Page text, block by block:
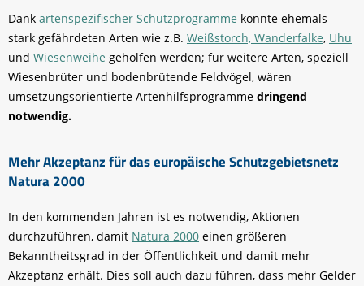
Dank artenspezifischer Schutzprogramme konnte ehemals
stark gefährdeten Arten wie z.B. Weißstorch, Wanderfalke, Uhu
und Wiesenweihe geholfen werden; für weitere Arten, speziell
Wiesenbrüter und bodenbrütende Feldvögel, wären
umsetzungsorientierte Artenhilfsprogramme dringend
notwendig.
Mehr Akzeptanz für das europäische Schutzgebietsnetz
Natura 2000
In den kommenden Jahren ist es notwendig, Aktionen
durchzuführen, damit Natura 2000 einen größeren
Bekanntheitsgrad in der Öffentlichkeit und damit mehr
Akzeptanz erhält. Dies soll auch dazu führen, dass mehr Gelder